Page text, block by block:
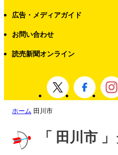
広告・メディアガイド
お問い合わせ
読売新聞オンライン
ホーム 田川市
「 田川市